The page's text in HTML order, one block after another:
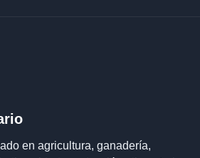
en agricultura, ganadería,